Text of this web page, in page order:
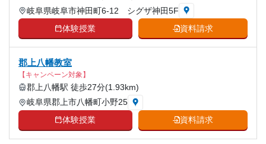
岐阜県岐阜市神田町6-12 シグザ神田5F
体験授業
資料請求
郡上八幡教室
【キャンペーン対象】
郡上八幡駅 徒歩27分(1.93km)
岐阜県郡上市八幡町小野25
体験授業
資料請求